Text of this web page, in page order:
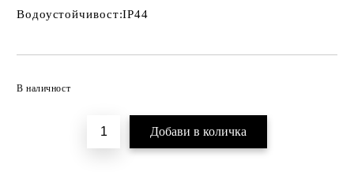
Водоустойчивост:IP44
В наличност